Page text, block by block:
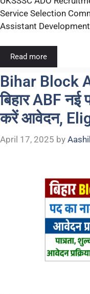
Service Selection
Assistant Development
Read more
Bihar Block
बिहार ABF नई
करें आवेदन,
April 17, 2025 by